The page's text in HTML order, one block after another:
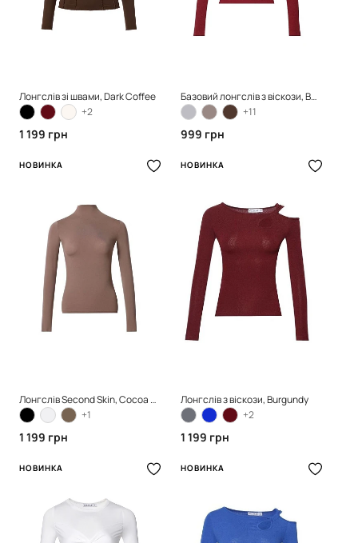
Лонгслів зі швами, Dark Coffee
+2
1 199 грн
Базовий лонгслів з віскози, Burgundy
+11
999 грн
НОВИНКА
Лонгслів Second Skin, Cocoa Powder
+1
1 199 грн
НОВИНКА
Лонгслів з віскози, Burgundy
+2
1 199 грн
НОВИНКА НОВИНКА